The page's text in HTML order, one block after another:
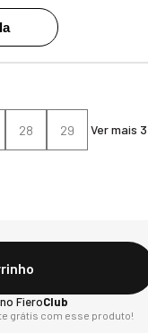
28 29 Ver mais 3
no FieroClub
grátis com esse produto!